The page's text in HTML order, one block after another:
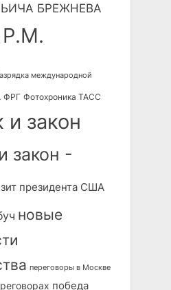
БРЕЖНЕВА
Р.М.
международной
ФРГ Фотохроника ТАСС
и закон
закон -
президента США
новые
переговоры в Москве
победа